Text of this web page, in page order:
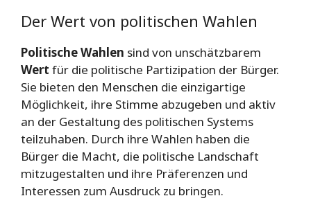
Der Wert von politischen Wahlen
Politische Wahlen sind von unschätzbarem
Wert für die politische Partizipation der Bürger.
Sie bieten den Menschen die einzigartige
Möglichkeit, ihre Stimme abzugeben und aktiv
an der Gestaltung des politischen Systems
teilzuhaben. Durch ihre Wahlen haben die
Bürger die Macht, die politische Landschaft
mitzugestalten und ihre Präferenzen und
Interessen zum Ausdruck zu bringen.